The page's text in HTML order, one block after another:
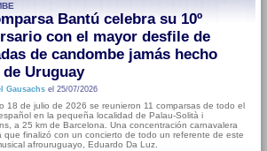
Bantú celebra su 10º
con el mayor desfile de
de candombe jamás hecho
Uruguay
Gausachsel 25/07/2026
18 de julio de 2026 se reunieron 11 comparsas de todo el
en la pequeña localidad de Palau-Solità i
a 25 km de Barcelona. Una concentración carnavalera
que finalizó con un concierto de todo un referente de este
afrouruguayo, Eduardo Da Luz.